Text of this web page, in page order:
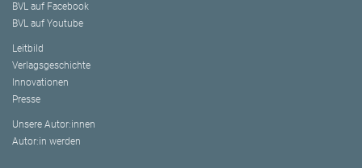
BVL auf Facebook
BVL auf Youtube
Leitbild
Verlagsgeschichte
Innovationen
Presse
Unsere Autor:innen
Autor:in werden